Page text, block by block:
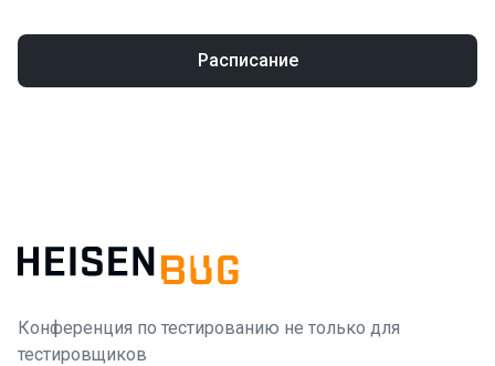
Расписание
Конференция по тестированию не только для
тестировщиков